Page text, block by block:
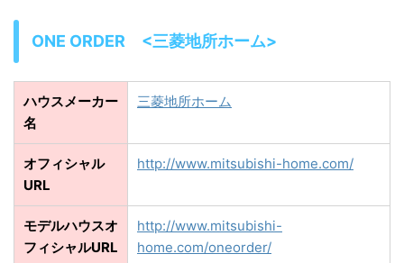
ONE ORDER <三菱地所ホーム>
ハウスメーカー
名
三菱地所ホーム
オフィシャル
URL
http://www.mitsubishi-home.com/
モデルハウスオ
フィシャルURL
http://www.mitsubishi-
home.com/oneorder/